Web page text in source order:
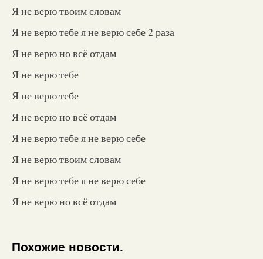
Я не верю твоим словам
Я не верю тебе я не верю себе 2 раза
Я не верю но всё отдам
Я не верю тебе
Я не верю тебе
Я не верю но всё отдам
Я не верю тебе я не верю себе
Я не верю твоим словам
Я не верю тебе я не верю себе
Я не верю но всё отдам
Похожие новости.